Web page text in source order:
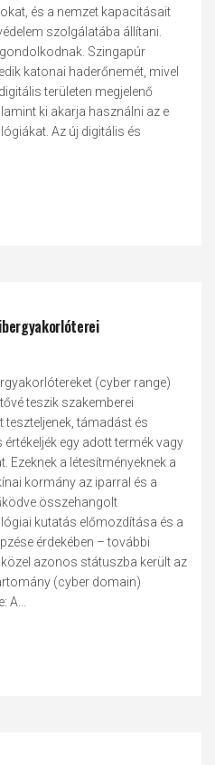
és a nemzet kapacitásait
szolgálatába állítani.
Szingapúr
katonai haderőnemét, mivel
területen megjelenő
ki akarja használni az e
Az új digitális és
(cyber range)
teszik szakemberei
támadást és
egy adott termék vagy
a létesítményeknek a
kormány az iparral és a
összehangolt
kutatás előmozdítása és a
érdekében – további
azonos státuszba került az
(cyber domain)